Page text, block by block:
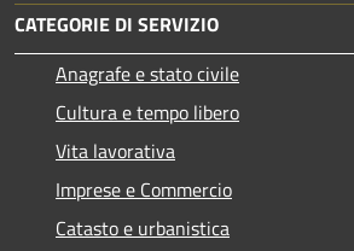
CATEGORIE DI SERVIZIO
Anagrafe e stato civile
Cultura e tempo libero
Vita lavorativa
Imprese e Commercio
Catasto e urbanistica